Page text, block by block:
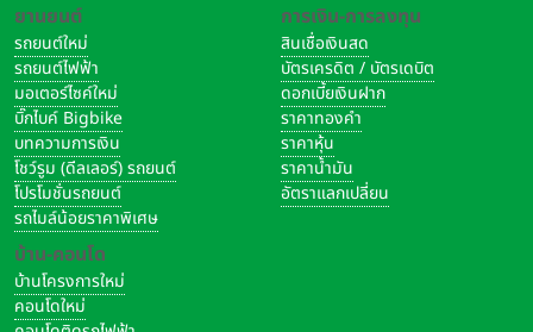
ยานยนต์
รถยนต์ใหม่
รถยนต์ไฟฟ้า
มอเตอร์ไซค์ใหม่
บิ๊กไบค์ Bigbike
บทความการเงิน
โชว์รูม (ดีลเลอร์) รถยนต์
โปรโมชั่นรถยนต์
รถไมล์น้อยราคาพิเศษ
บ้าน-คอนโด
บ้านโครงการใหม่
คอนโดใหม่
การเงิน-การลงทุน
สินเชื่อเงินสด
บัตรเครดิต / บัตรเดบิต
ดอกเบี้ยเงินฝาก
ราคาทองคำ
ราคาหุ้น
ราคาน้ำมัน
อัตราแลกเปลี่ยน